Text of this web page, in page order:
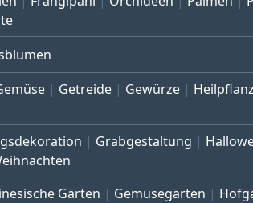
Getreide Gewürze
Grabgestaltung
Gärten Gemüsegärten